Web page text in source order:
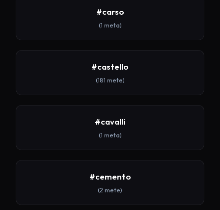
#carso
(1 meta)
#castello
(181 mete)
#cavalli
(1 meta)
#cemento
(2 mete)